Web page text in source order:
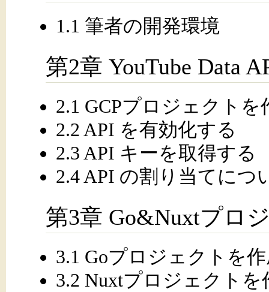
1.1 筆者の開発環境
第2章 YouTube Data
2.1 GCPプロジェクトを
2.2 API を有効化する
2.3 API キーを取得する
2.4 API の割り当てにつ
第3章 Go&Nuxtプロ
3.1 Goプロジェクトを
3.2 Nuxtプロジェクトを